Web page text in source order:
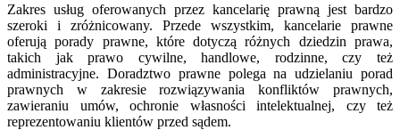
Zakres usług oferowanych przez kancelarię prawną jest bardzo
szeroki i zróżnicowany. Przede wszystkim, kancelarie prawne
oferują porady prawne, które dotyczą różnych dziedzin prawa,
takich jak prawo cywilne, handlowe, rodzinne, czy też
administracyjne. Doradztwo prawne polega na udzielaniu porad
prawnych w zakresie rozwiązywania konfliktów prawnych,
zawieraniu umów, ochronie własności intelektualnej, czy też
reprezentowaniu klientów przed sądem.